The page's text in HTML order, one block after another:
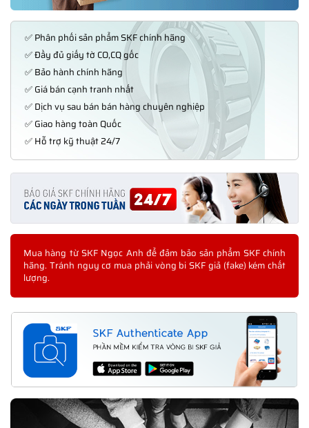
✅ Phân phối sản phẩm SKF chính hãng
✅ Đầy đủ giấy tờ CO,CQ gốc
✅ Bảo hành chính hãng
✅ Giá bán cạnh tranh nhất
✅ Dịch vụ sau bán bán hàng chuyên nghiệp
✅ Giao hàng toàn Quốc
✅ Hỗ trợ kỹ thuật 24/7
Mua hàng từ SKF Ngọc Anh để đảm bảo sản phẩm SKF chính
hãng. Tránh nguy cơ mua phải vòng bi SKF giả (fake) kém chất
lượng.